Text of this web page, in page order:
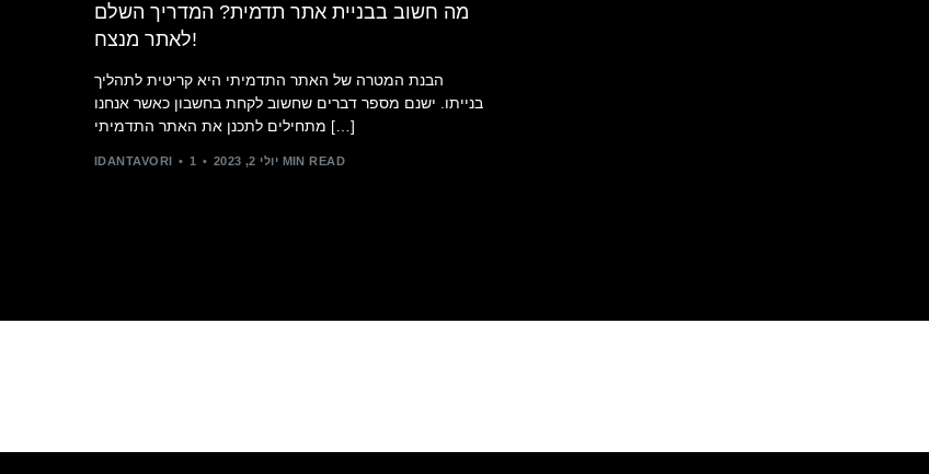
מה חשוב בבניית אתר תדמית? המדריך השלם
לאתר מנצח!
הבנת המטרה של האתר התדמיתי היא קריטית לתהליך
בנייתו. ישנם מספר דברים שחשוב לקחת בחשבון כאשר אנחנו
מתחילים לתכנן את האתר התדמיתי […]
IDANTAVORI יולי 2, 2023 1 MIN READ